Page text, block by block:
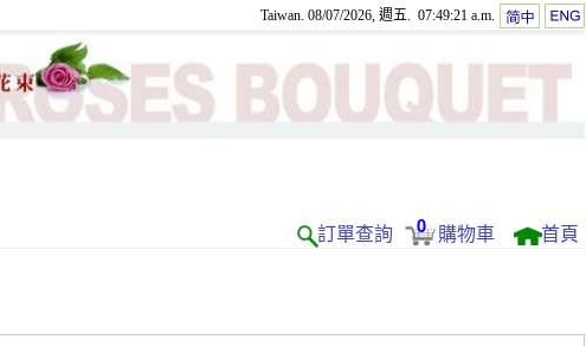
Taiwan. 08/07/2026, 週五. 07:49:21 a.m.
訂單查詢 0 購物車 首頁